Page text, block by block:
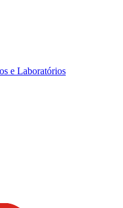
e Laboratórios